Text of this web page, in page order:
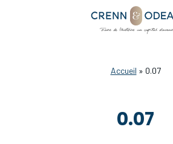
Accueil » 0.07
0.07